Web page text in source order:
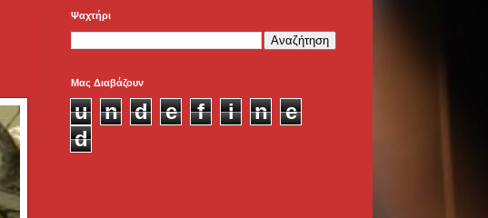
Ψαχτήρι
Μας Διαβάζουν
u n d e f i n
e
d